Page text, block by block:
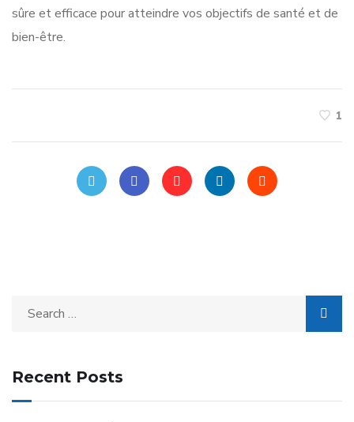
sûre et efficace pour atteindre vos objectifs de santé et de
bien-être.
1
Recent Posts